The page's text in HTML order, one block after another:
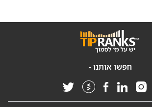
חפשו אותנו -